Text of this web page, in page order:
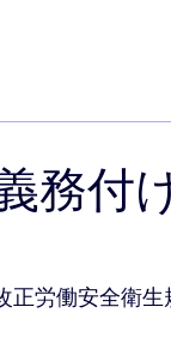
務付
労働安全衛生